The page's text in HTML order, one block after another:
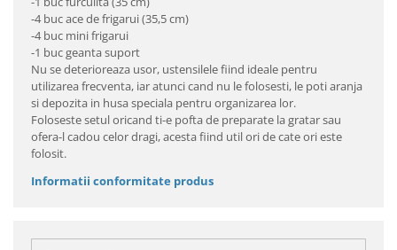
-4 buc ace de frigarui (35,5 cm)
-4 buc mini frigarui
-1 buc geanta suport
Nu se deterioreaza usor, ustensilele fiind ideale pentru
utilizarea frecventa, iar atunci cand nu le folosesti, le poti aranja
si depozita in husa speciala pentru organizarea lor.
Foloseste setul oricand ti-e pofta de preparate la gratar sau
ofera-l cadou celor dragi, acesta fiind util ori de cate ori este
folosit.
Informatii conformitate produs